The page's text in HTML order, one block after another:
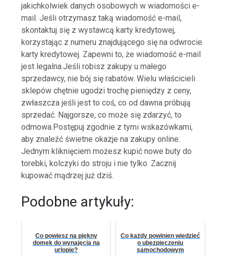
jakichkolwiek danych osobowych w wiadomości e-
mail. Jeśli otrzymasz taką wiadomość e-mail,
skontaktuj się z wystawcą karty kredytowej,
korzystając z numeru znajdującego się na odwrocie
karty kredytowej. Zapewni to, że wiadomość e-mail
jest legalna.Jeśli robisz zakupy u małego
sprzedawcy, nie bój się rabatów. Wielu właścicieli
sklepów chętnie ugodzi trochę pieniędzy z ceny,
zwłaszcza jeśli jest to coś, co od dawna próbują
sprzedać. Najgorsze, co może się zdarzyć, to
odmowa.Postępuj zgodnie z tymi wskazówkami,
aby znaleźć świetne okazje na zakupy online.
Jednym kliknięciem możesz kupić nowe buty do
torebki, kolczyki do stroju i nie tylko. Zacznij
kupować mądrzej już dziś.
Podobne artykuły:
Co powiesz na piękny
domek do wynajęcia na
urlopie?
Co każdy powinien wiedzieć
o ubezpieczeniu
samochodowym